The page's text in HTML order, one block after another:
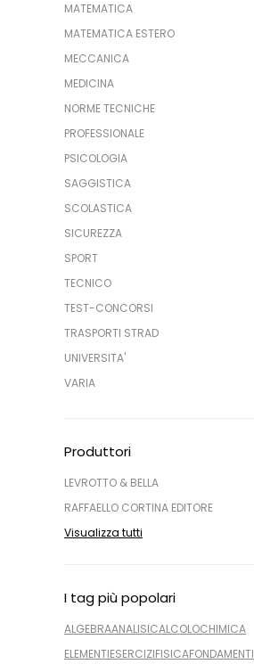
MATEMATICA
MATEMATICA ESTERO
MECCANICA
MEDICINA
NORME TECNICHE
PROFESSIONALE
PSICOLOGIA
SAGGISTICA
SCOLASTICA
SICUREZZA
SPORT
TECNICO
TEST-CONCORSI
TRASPORTI STRAD
UNIVERSITA'
VARIA
Produttori
LEVROTTO & BELLA
RAFFAELLO CORTINA EDITORE
Visualizza tutti
I tag più popolari
ALGEBRAANALISICALCOLOCHIMICA
ELEMENTIESERCIZIFISICAFONDAMENTI